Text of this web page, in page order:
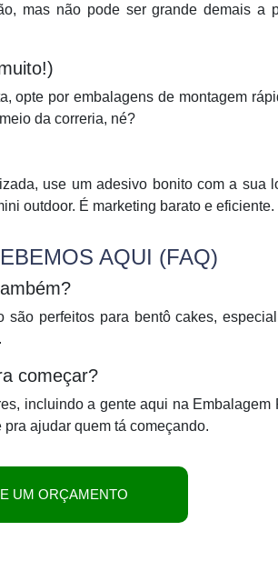
mas não pode ser grande demais a
opte por embalagens de montagem
da correria, né?
use um adesivo bonito com a sua
outdoor. É marketing barato e eficiente.
AQUI (FAQ)
perfeitos para bentô cakes,
começar?
incluindo a gente aqui na Embalagem
ajudar quem tá começando.
UM ORÇAMENTO